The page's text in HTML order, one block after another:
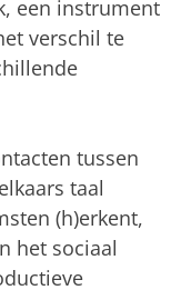
een instrument
verschil te
tussen
taal
(h)erkent,
het sociaal